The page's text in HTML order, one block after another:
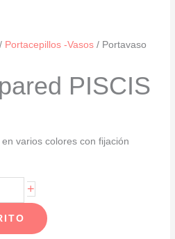
/ Portacepillos -Vasos / Portavaso
PISCIS
varios colores con fijación
+